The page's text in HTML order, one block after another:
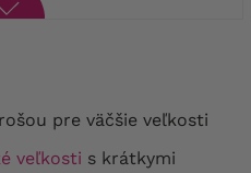
pre väčšie veľkosti
veľkosti s krátkymi